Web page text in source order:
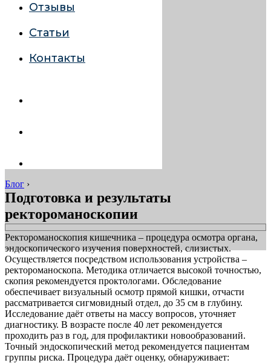
Отзывы
Статьи
Контакты
Блог ›
Подготовка и результаты
ректороманоскопии
Ректороманоскопия кишечника – процедура осмотра органа,
эндоскопического изучения поверхностей, слизистых.
Осуществляется посредством использования устройства –
ректороманоскопа. Методика отличается высокой точностью,
скопия рекомендуется проктологами. Обследование
обеспечивает визуальный осмотр прямой кишки, отчасти
рассматривается сигмовидный отдел, до 35 см в глубину.
Исследование даёт ответы на массу вопросов, уточняет
диагностику. В возрасте после 40 лет рекомендуется
проходить раз в год, для профилактики новообразований.
Точный эндоскопический метод рекомендуется пациентам
группы риска. Процедура даёт оценку, обнаруживает: